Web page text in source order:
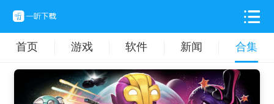
首页 游戏 软件 新闻 合集